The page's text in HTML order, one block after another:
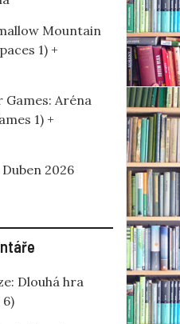
Mountain
1) +
Games: Aréna
1) +
2026
Dlouhá hra